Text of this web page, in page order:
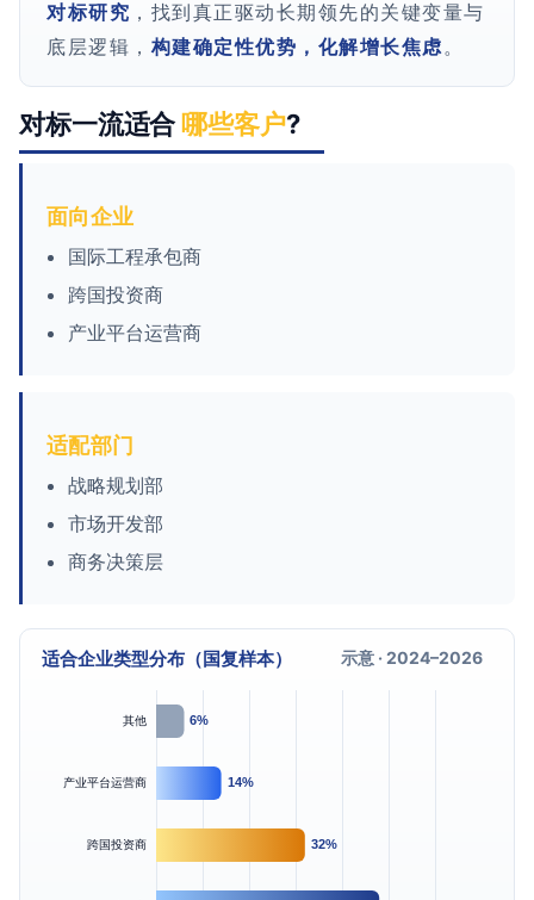
对标研究 ，找到真正驱动长期领先的关键变量与
底层逻辑， 构建确定性优势，化解增长焦虑 。
对标一流适合哪些客户?
面向企业
国际工程承包商
跨国投资商
产业平台运营商
适配部门
战略规划部
市场开发部
商务决策层
适合企业类型分布（国复样本） 示意 · 2024–2026